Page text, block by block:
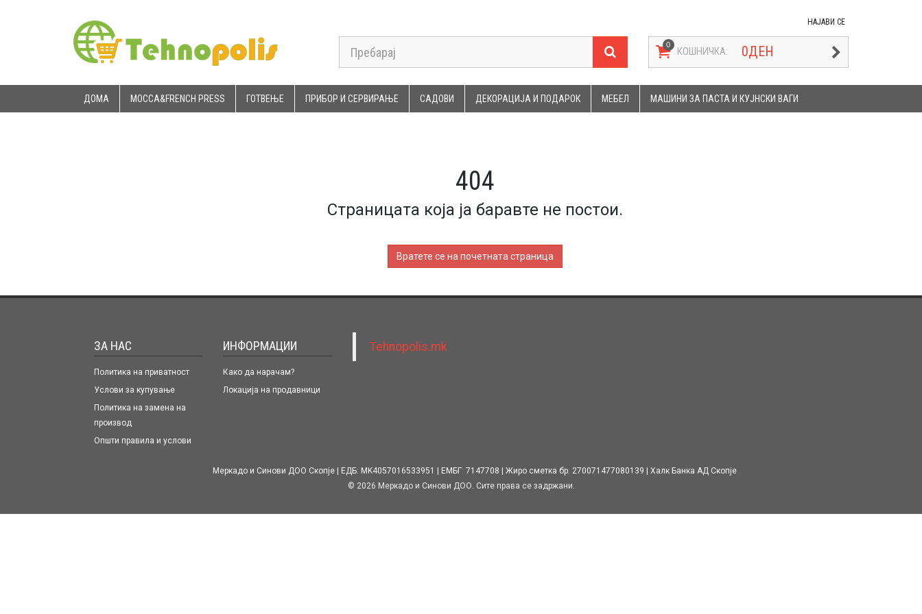
НАЈАВИ СЕ
КОШНИЧКА: 0ДЕН
ДОМА MOCCA&FRENCH PRESS ГОТВЕЊЕ ПРИБОР И СЕРВИРАЊЕ САДОВИ ДЕКОРАЦИЈА И ПОДАРОК МЕБЕЛ МАШИНИ ЗА ПАСТА И КУЈНСКИ ВАГИ
404
Страницата која ја баравте не постои.
Вратете се на почетната страница
ЗА НАС
Политика на приватност
Услови за купување
Политика на замена на
производ
Општи правила и услови
ИНФОРМАЦИИ
Како да нарачам?
Локација на продавници
Tehnopolis.mk
Меркадо и Синови ДОО Скопје ЕДБ: MK4057016533951 ЕМБГ: 7147708 Жиро сметка бр. 270071477080139
Халк Банка АД Скопје
© 2026 Меркадо и Синови ДОО. Сите права се задржани.